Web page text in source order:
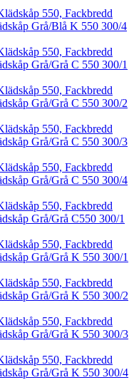
550, Fackbredd
Grå/Blå K 550 300/4
550, Fackbredd
Grå/Grå C 550 300/1
550, Fackbredd
Grå/Grå C 550 300/2
550, Fackbredd
Grå/Grå C 550 300/3
550, Fackbredd
Grå/Grå C 550 300/4
550, Fackbredd
Grå/Grå C550 300/1
550, Fackbredd
Grå/Grå K 550 300/1
550, Fackbredd
Grå/Grå K 550 300/2
550, Fackbredd
Grå/Grå K 550 300/3
550, Fackbredd
Grå/Grå K 550 300/4